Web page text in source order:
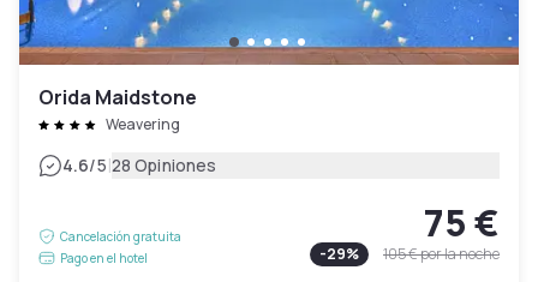
Orida Maidstone
Weavering
4.6/5|28 Opiniones
Cancelación gratuita
Pago en el hotel
75 €
-29% 105 €por la noche